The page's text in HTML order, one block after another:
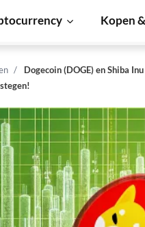
Kopen
Dogecoin (DOGE) en Shiba